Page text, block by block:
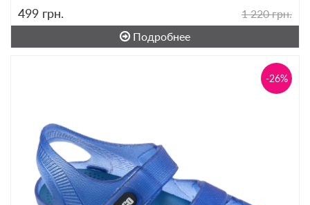
499 грн.
1 220 грн.
Подробнее
-26%